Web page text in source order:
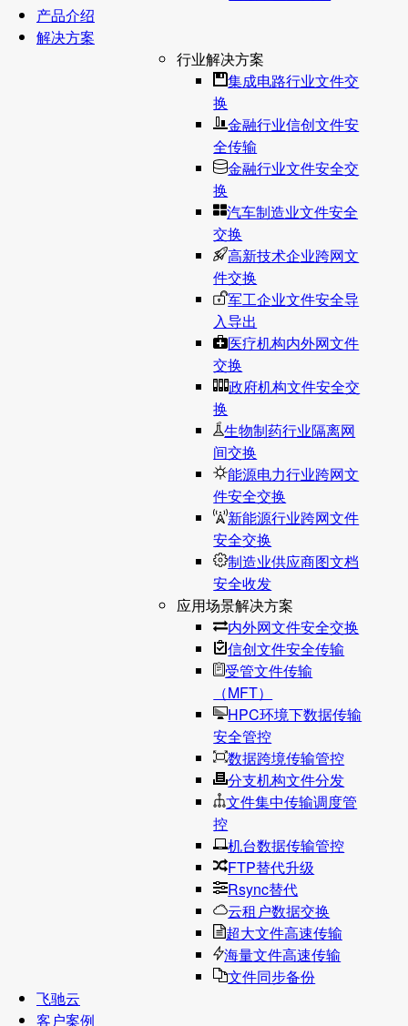
产品介绍
解决方案
行业解决方案
集成电路行业文件交
换
金融行业信创文件安
全传输
金融行业文件安全交
换
汽车制造业文件安全
交换
高新技术企业跨网文
件交换
军工企业文件安全导
入导出
医疗机构内外网文件
交换
政府机构文件安全交
换
生物制药行业隔离网
间交换
能源电力行业跨网文
件安全交换
新能源行业跨网文件
安全交换
制造业供应商图文档
安全收发
应用场景解决方案
内外网文件安全交换
信创文件安全传输
受管文件传输
（MFT）
HPC环境下数据传输
安全管控
数据跨境传输管控
分支机构文件分发
文件集中传输调度管
控
机台数据传输管控
FTP替代升级
Rsync替代
云租户数据交换
超大文件高速传输
海量文件高速传输
文件同步备份
飞驰云
客户案例